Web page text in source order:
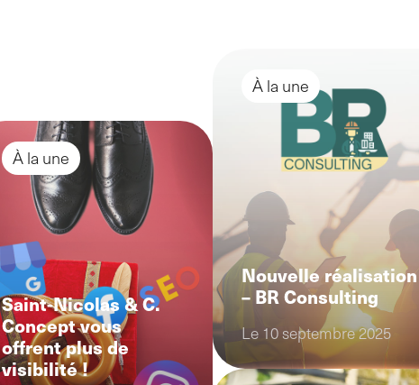
À la une
Saint-Nicolas & C.
Concept vous
offrent plus de
visibilité !
À la une
Nouvelle réalisation
– BR Consulting
Le 10 septembre 2025